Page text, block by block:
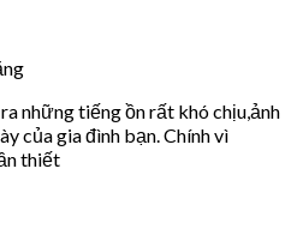
những tiếng ồn rất khó chịu,ảnh
của gia đình bạn. Chính vì
thiết